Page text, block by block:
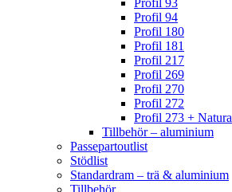
Profil 93
Profil 94
Profil 180
Profil 181
Profil 217
Profil 269
Profil 270
Profil 272
Profil 273 + Natura
Tillbehör – aluminium
Passepartoutlist
Stödlist
Standardram – trä & aluminium
Tillbehör